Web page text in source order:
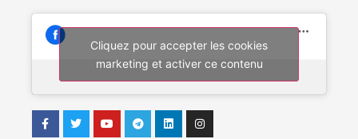
Cliquez pour accepter les cookies
marketing et activer ce contenu